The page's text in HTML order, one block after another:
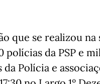
que se realizou na
polícias da PSP e
da Polícia e